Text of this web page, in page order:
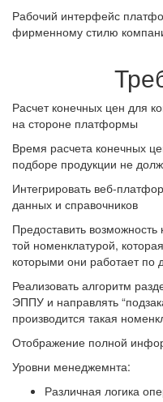
Рабочий интерфейс
фирменному стилю
Расчет конечных цен для
на стороне платформы
Время расчета конечных
подборе продукции не
Интегрировать веб-
данных и справочников
Предоставить возможность
той номенклатурой,
которыми они работает по
Реализовать алгоритм
ЭППУ и направлять
производится такая
Отображение полной
Уровни менеджемнта:
Различная логика